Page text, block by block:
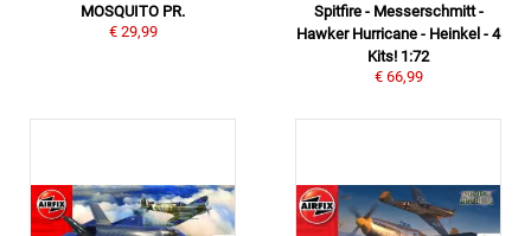
MOSQUITO PR.
€ 29,99
Spitfire - Messerschmitt -
Hawker Hurricane - Heinkel - 4
Kits! 1:72
€ 66,99